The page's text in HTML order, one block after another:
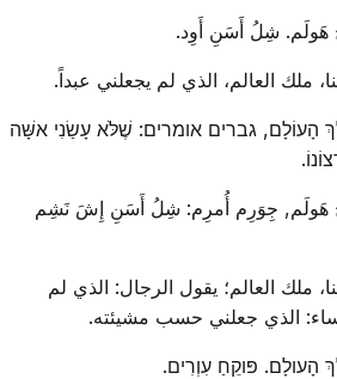
هَولَم. شِلُ أَسَنِ أَوِد.
ملك العالم، الذي لم يجعلني عبداً.
הָעוֹלָם, גברים אומרים: שֶׁלֹּא עָשַׂנִי אשָּׁה
هَولَم, جِوَرِم أُمرِم: شِلُ أَسَنِ إِشَ نَشِم
ملك العالم؛ يقول الرجال: الذي لم
الذي جعلني حسب مشيئته.
הָעולָם. פּוקֵחַ עִוְרִים.